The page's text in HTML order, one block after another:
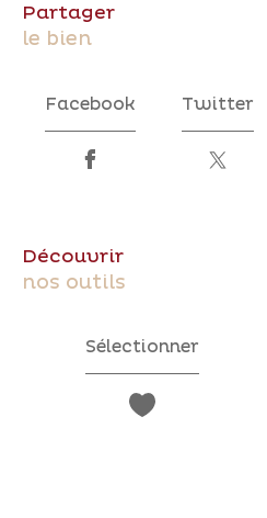
partager
le bien
Facebook Twitter
découvrir
nos outils
Sélectionner